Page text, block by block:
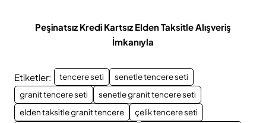
Peşinatsız Kredi Kartsız Elden Taksitle Alışveriş
İmkanıyla
Etiketler: tencere seti
senetle tencere seti
granit tencere seti
senetle granit tencere seti
elden taksitle granit tencere
çelik tencere seti